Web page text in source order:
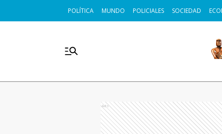
POLÍTICA MUNDO POLICIALES SOCIEDAD
Ads